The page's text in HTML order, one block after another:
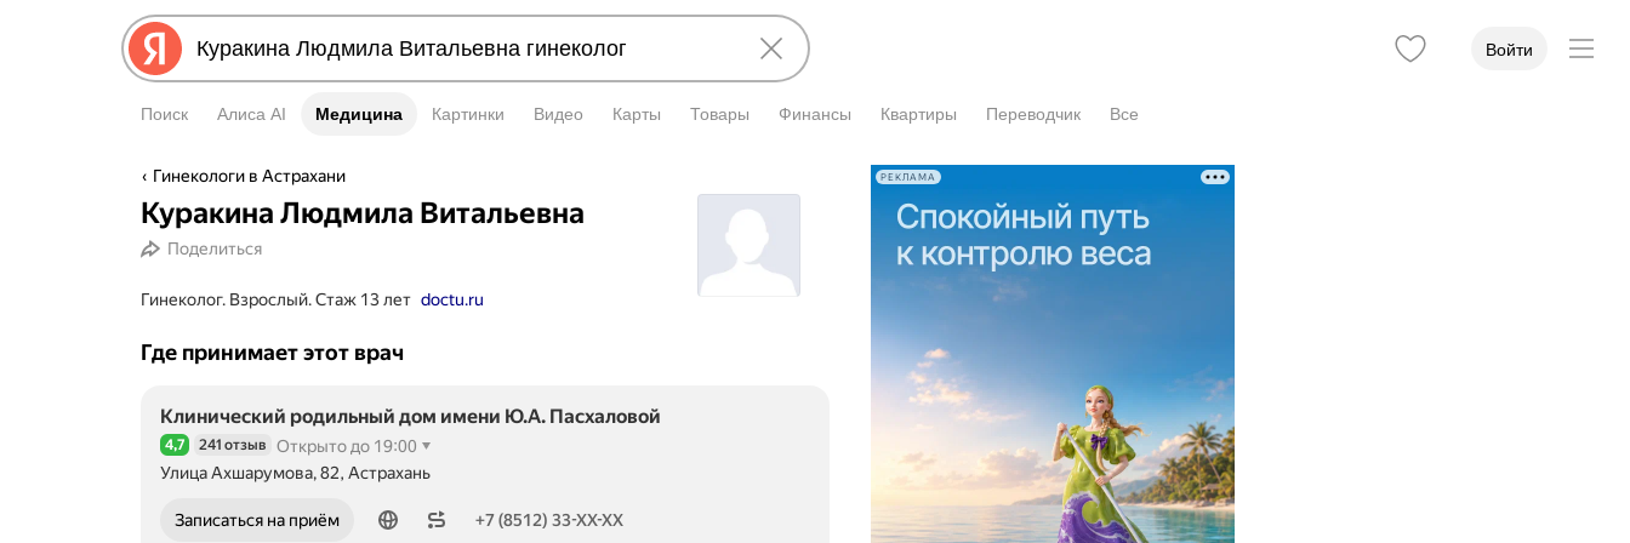
Войти
Поиск Алиса AI Медицина
Медицина Картинки Видео Карты Товары Финансы Квартиры Переводчик Все
Гинекологи в Астрахани
Куракина Людмила Витальевна
Поделиться
Гинеколог. Взрослый. Стаж 13 лет doctu.ru
Где принимает этот врач
Клинический родильный дом имени Ю.А. Пасхаловой
Рейтинг 4,7 из 5
4,7 241 отзыв
Открыто до 19:00
Улица Ахшарумова, 82, Астрахань
Записаться на приём
Номер телефона: +78512330550 +7 (8512) 33-XX-XX
РЕКЛАМА